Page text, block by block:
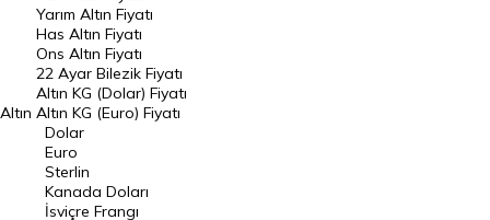
DÖVİZ
Döviz Kuru
Dolar Kuru
Euro Kuru
Pound Kuru
Frank Kuru
Altın
Yarım Altın Fiyatı
Has Altın Fiyatı
Ons Altın Fiyatı
22 Ayar Bilezik Fiyatı
Altın KG (Dolar) Fiyatı
Altın KG (Euro) Fiyatı
Dolar
Euro
Sterlin
Kanada Doları
İsviçre Frangı